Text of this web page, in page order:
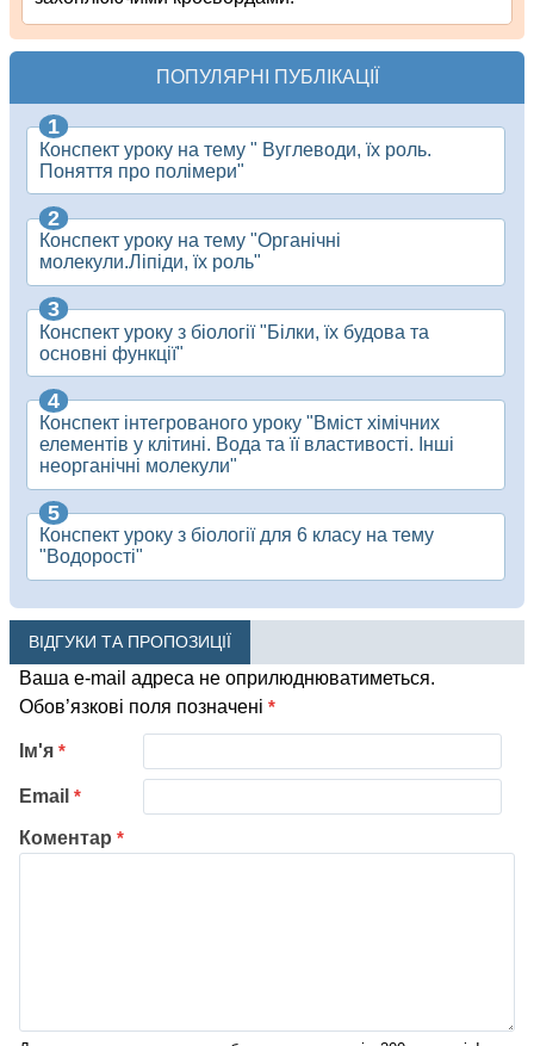
ПОПУЛЯРНІ ПУБЛІКАЦІЇ
Конспект уроку на тему " Вуглеводи, їх роль.
Поняття про полімери"
Конспект уроку на тему "Органічні
молекули.Ліпіди, їх роль"
Конспект уроку з біології "Білки, їх будова та
основні функції"
Конспект інтегрованого уроку "Вміст хімічних
елементів у клітині. Вода та її властивості. Інші
неорганічні молекули"
Конспект уроку з біології для 6 класу на тему
"Водорості"
ВІДГУКИ ТА ПРОПОЗИЦІЇ
Ваша e-mail адреса не оприлюднюватиметься.
Обов’язкові поля позначені *
Коментар *
Ім'я *
Email *